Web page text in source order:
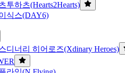
투하츠(Hearts2Hearts)
식스(DAY6)
디너리 히어로즈(Xdinary Heroes)